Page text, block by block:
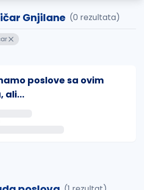
Gnjilane (0 rezultata)
poslove sa ovim
ali...